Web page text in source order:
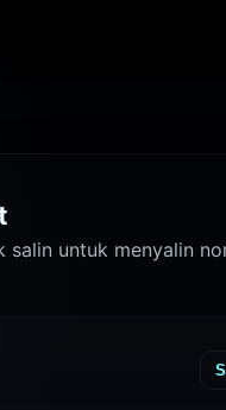
salin untuk menyalin